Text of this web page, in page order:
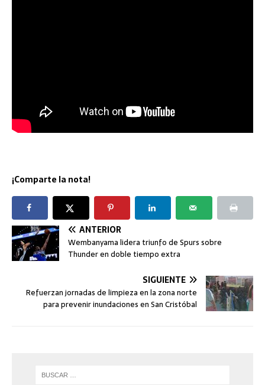
¡Comparte la nota!
ANTERIOR
Wembanyama lidera triunfo de Spurs sobre
Thunder en doble tiempo extra
SIGUIENTE
Refuerzan jornadas de limpieza en la zona norte
para prevenir inundaciones en San Cristóbal